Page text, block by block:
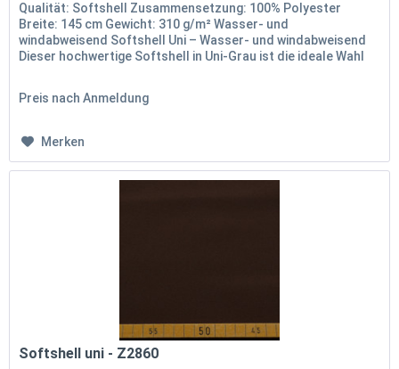
Qualität: Softshell Zusammensetzung: 100% Polyester
Breite: 145 cm Gewicht: 310 g/m² Wasser- und
windabweisend Softshell Uni – Wasser- und windabweisend
Dieser hochwertige Softshell in Uni-Grau ist die ideale Wahl
Preis nach Anmeldung
Merken
Softshell uni - Z2860